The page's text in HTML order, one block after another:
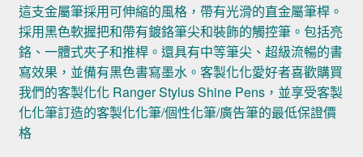
這支金屬筆採用可伸縮的風格，帶有光滑的直金屬筆桿。
採用黑色軟握把和帶有鍍鉻筆尖和裝飾的觸控筆。包括亮
鉻、一體式夾子和推桿。還具有中等筆尖、超級流暢的書
寫效果，並備有黑色書寫墨水。客製化化愛好者喜歡購買
我們的客製化化 Ranger Stylus Shine Pens，並享受客製
化化筆訂造的客製化化筆/個性化筆/廣告筆的最低保證價
格